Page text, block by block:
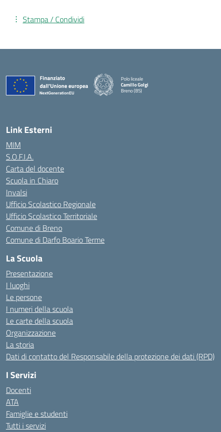
Stampa / Condividi
Polo liceale
Camillo Golgi
Breno (BS)
Link Esterni
MIM
S.O.F.I.A.
Carta del docente
Scuola in Chiaro
Invalsi
Ufficio Scolastico Regionale
Ufficio Scolastico Territoriale
Comune di Breno
Comune di Darfo Boario Terme
La Scuola
Presentazione
I luoghi
Le persone
I numeri della scuola
Le carte della scuola
Organizzazione
La storia
Dati di contatto del Responsabile della protezione dei dati (RPD)
I Servizi
Docenti
ATA
Famiglie e studenti
Tutti i servizi